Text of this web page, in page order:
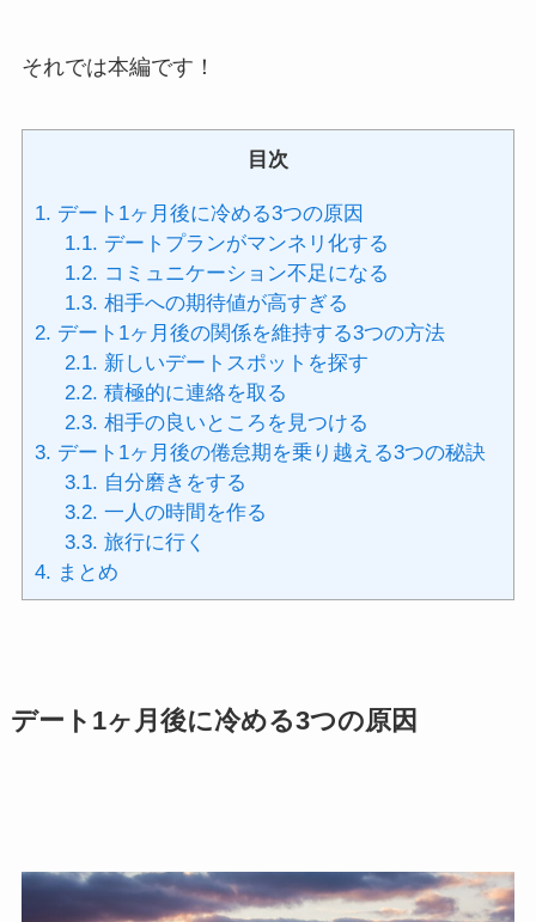
それでは本編です！
目次
1. デート1ヶ月後に冷める3つの原因
1.1. デートプランがマンネリ化する
1.2. コミュニケーション不足になる
1.3. 相手への期待値が高すぎる
2. デート1ヶ月後の関係を維持する3つの方法
2.1. 新しいデートスポットを探す
2.2. 積極的に連絡を取る
2.3. 相手の良いところを見つける
3. デート1ヶ月後の倦怠期を乗り越える3つの秘訣
3.1. 自分磨きをする
3.2. 一人の時間を作る
3.3. 旅行に行く
4. まとめ
デート1ヶ月後に冷める3つの原因